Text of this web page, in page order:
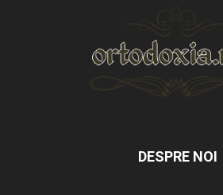
DESPRE NOI